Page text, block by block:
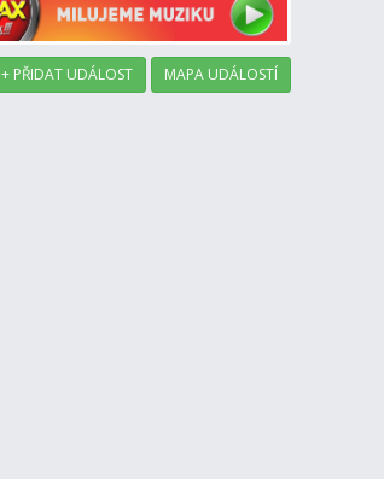
+ PŘIDAT UDÁLOST MAPA UDÁLOSTÍ